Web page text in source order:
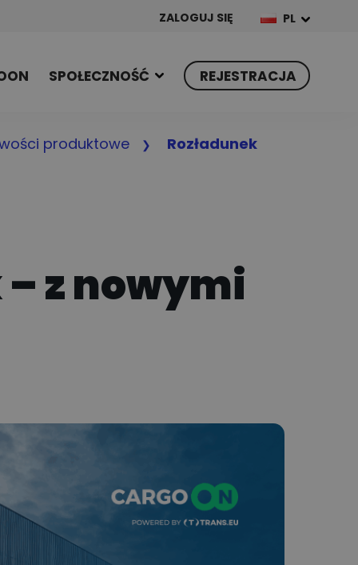
ZALOGUJ SIĘ PL
SPOŁECZNOŚĆ REJESTRACJA
produktowe
Rozładunek
– z nowymi